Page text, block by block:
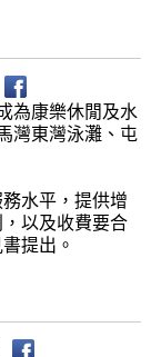
為康樂休閒及水
灣東灣泳灘、屯
水平，提供增
以及收費要合
提出。